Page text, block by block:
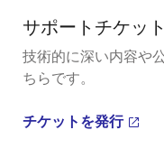
サポートチケット
技術的に深い内容や
ちらです。
チケットを発行